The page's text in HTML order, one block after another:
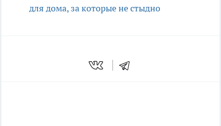
для дома, за которые не стыдно